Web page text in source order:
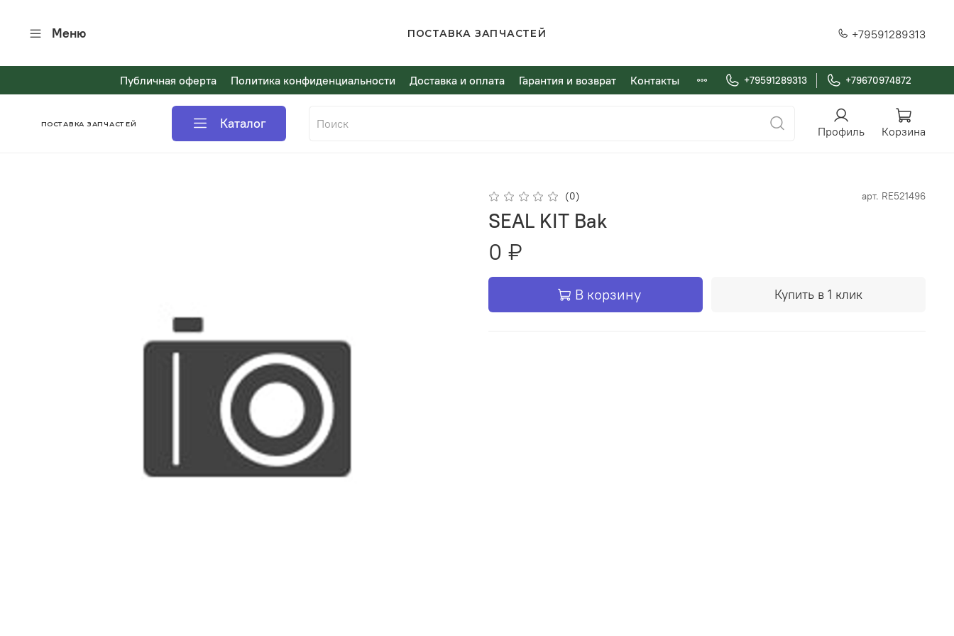
Меню ПОСТАВКА ЗАПЧАСТЕЙ +79591289313
Публичная оферта Политика конфиденциальности Доставка и оплата Гарантия и возврат Контакты +79591289313 +79670974872
ПОСТАВКА ЗАПЧАСТЕЙ Каталог Профиль Корзина
(0) арт. RE521496
SEAL KIT Bak
0 ₽
В корзину Купить в 1 клик